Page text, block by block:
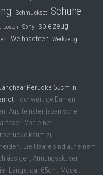
Schmuckset Schuhe
Sony spielzeug
Weihnachten Werkzeug
Perücke 65cm in
Hochwertige Damen
Aus feinster japanischer
Von einer
kaum zu
Die Haare sind auf einem
Atmungsaktiven
Länge: ca. 65cm. Model: